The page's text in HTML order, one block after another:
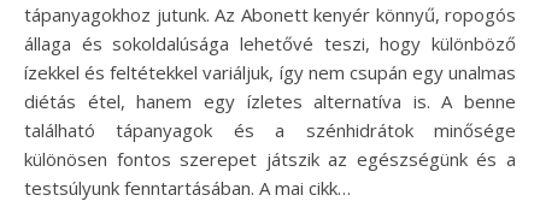
tápanyagokhoz jutunk. Az Abonett kenyér könnyű, ropogós
állaga és sokoldalúsága lehetővé teszi, hogy különböző
ízekkel és feltétekkel variáljuk, így nem csupán egy unalmas
diétás étel, hanem egy ízletes alternatíva is. A benne
található tápanyagok és a szénhidrátok minősége
különösen fontos szerepet játszik az egészségünk és a
testsúlyunk fenntartásában. A mai cikk…